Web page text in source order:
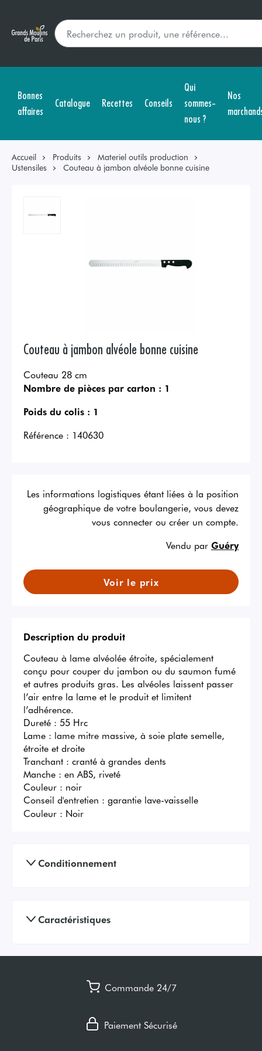
Bonnes
affaires
Catalogue Recettes Conseils
Qui
sommes-
nous ?
Nos
Accueil Produits
Materiel outils production
Ustensiles
Couteau à jambon alvéole bonne cuisine
Couteau à jambon alvéole bonne cuisine
Couteau 28 cm
Nombre de pièces par carton : 1
Poids du colis : 1
Référence : 140630
Les informations logistiques étant liées à la position
géographique de votre boulangerie, vous devez
vous connecter ou créer un compte.
Vendu par Guéry
Voir le prix
Description du produit
Couteau à lame alvéolée étroite, spécialement
conçu pour couper du jambon ou du saumon fumé
et autres produits gras. Les alvéoles laissent passer
l’air entre la lame et le produit et limitent
l’adhérence.
Dureté : 55 Hrc
Lame : lame mitre massive, à soie plate semelle,
étroite et droite
Tranchant : cranté à grandes dents
Manche : en ABS, riveté
Couleur : noir
Conseil d'entretien : garantie lave-vaisselle
Couleur : Noir
Conditionnement
Caractéristiques
Commande 24/7
Paiement Sécurisé